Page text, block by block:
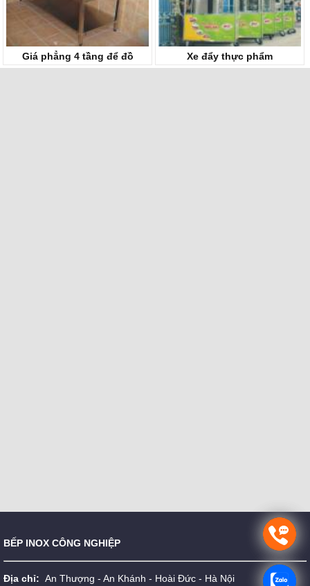
Giá phẳng 4 tầng để đồ Xe đẩy thực phẩm
BẾP INOX CÔNG NGHIỆP
Địa chỉ: An Thượng - An Khánh - Hoài Đức - Hà Nội